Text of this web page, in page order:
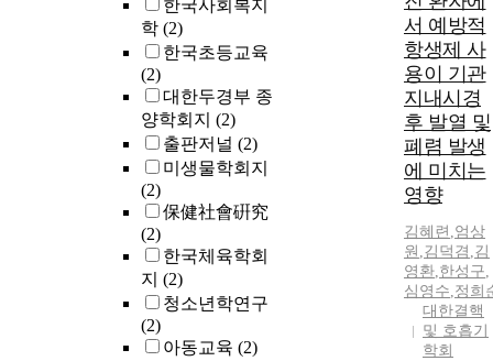
한국사회복지
학 (2)
한국초등교육
(2)
대한두경부 종
양학회지 (2)
출판저널 (2)
미생물학회지
(2)
保健社會硏究
(2)
한국체육학회
지 (2)
청소년학연구
(2)
아동교육 (2)
서 예방적
항생제 사
용이 기관
지내시경
후 발열 및
폐렴 발생
에 미치는
영향
김혜련 ,엄상
원 ,김덕겸 ,김
영환,한성구,
심영수,정희
대한결핵
및 호흡기
학회